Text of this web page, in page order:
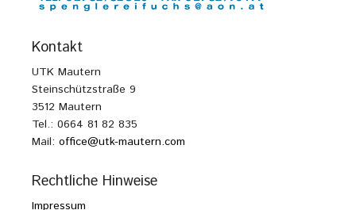
Kontakt
UTK Mautern
Steinschützstraße 9
3512 Mautern
Tel.: 0664 81 82 835
Mail: office@utk-mautern.com
Rechtliche Hinweise
Impressum